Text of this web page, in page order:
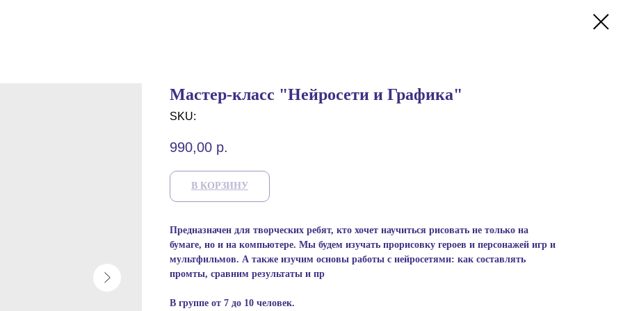
Мастер-класс "Нейросети и Графика"
SKU:
990,00 р.
В КОРЗИНУ
Предназначен для творческих ребят, кто хочет научиться рисовать не только на
бумаге, но и на компьютере. Мы будем изучать прорисовку героев и персонажей игр и
мультфильмов. А также изучим основы работы с нейросетями: как составлять
промты, сравним результаты и пр
В группе от 7 до 10 человек.